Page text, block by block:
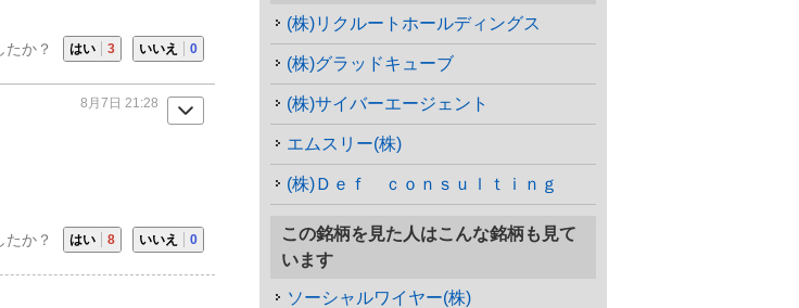
か？ はい 3 いいえ 0
8月7日 21:28
か？ はい 8 いいえ 0
(株)リクルートホールディングス
(株)グラッドキューブ
(株)サイバーエージェント
エムスリー(株)
(株)Ｄｅｆ ｃｏｎｓｕｌｔｉｎｇ
この銘柄を見た人はこんな銘柄も見て
います
ソーシャルワイヤー(株)